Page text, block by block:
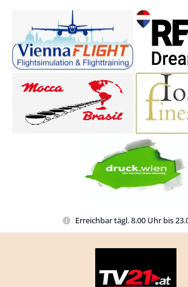
Erreichbar tägl. 8.00 Uhr bis